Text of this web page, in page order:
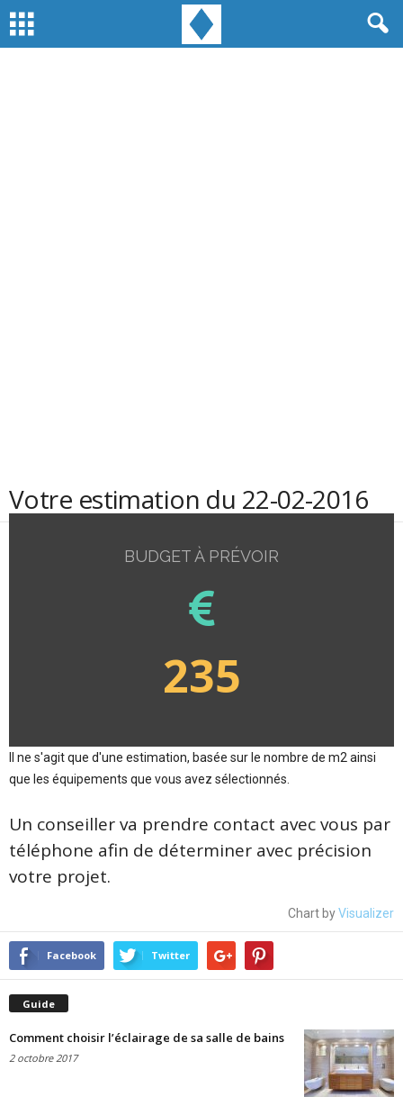
Votre estimation du 22-02-2016
BUDGET À PRÉVOIR
235
Il ne s'agit que d'une estimation, basée sur le nombre de m2 ainsi
que les équipements que vous avez sélectionnés.
Un conseiller va prendre contact avec vous par
téléphone afin de déterminer avec précision
votre projet.
Chart byVisualizer
Facebook Twitter
Guide
Comment choisir l’éclairage de sa salle de bains
2 octobre 2017